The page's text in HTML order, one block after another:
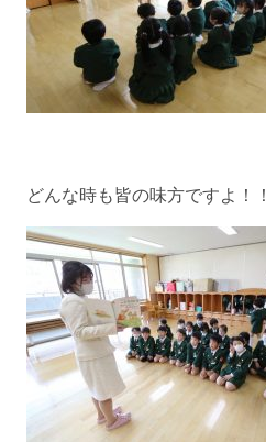
どんな時も皆の味方ですよ！！